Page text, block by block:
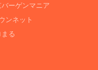
ーゲンマニア
ンネット
る